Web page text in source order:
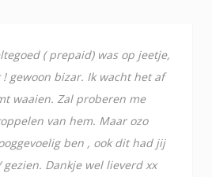
( prepaid) was op jeetje,
gewoon bizar. Ik wacht het af
waaien. Zal proberen me
van hem. Maar ozo
ben , ook dit had jij
Dankje wel lieverd xx